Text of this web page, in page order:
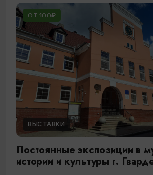
ОТ 100₽
ВЫСТАВКИ
Постоянные экспозиции в
истории и культуры г.